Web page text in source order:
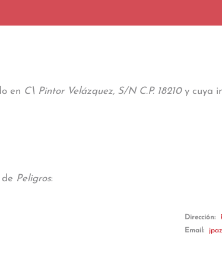
en C\ Pintor Velázquez, S/N C.P. 18210y cuya
Peligros:
Dirección:
Email: